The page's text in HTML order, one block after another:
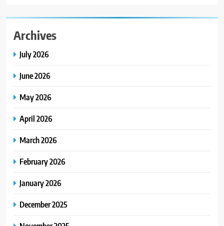
Archives
July 2026
June 2026
May 2026
April 2026
March 2026
February 2026
January 2026
December 2025